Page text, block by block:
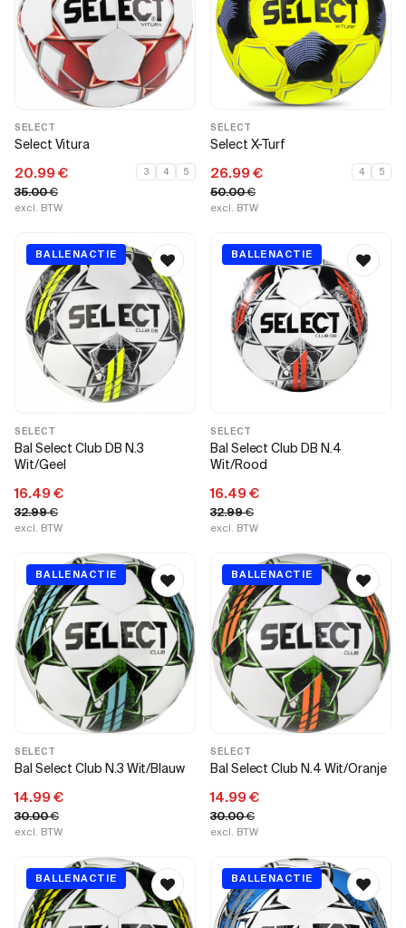
SELECT
Select Vitura
20.99 €
35.00€
excl. BTW
3 4 5
SELECT
Select X-Turf
26.99 €
50.00€
excl. BTW
4 5
BALLENACTIE
SELECT
Bal Select Club DB N.3
Wit/Geel
16.49 €
32.99€
excl. BTW
BALLENACTIE
SELECT
Bal Select Club DB N.4
Wit/Rood
16.49 €
32.99€
excl. BTW
BALLENACTIE
SELECT
Bal Select Club N.3 Wit/Blauw
14.99 €
30.00€
excl. BTW
BALLENACTIE
SELECT
Bal Select Club N.4 Wit/Oranje
14.99 €
30.00€
excl. BTW
BALLENACTIE BALLENACTIE